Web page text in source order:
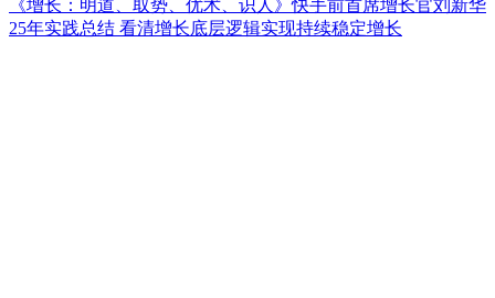
《增长：明道、取势、优术、识人》快手前首席增长官刘新华
25年实践总结 看清增长底层逻辑实现持续稳定增长